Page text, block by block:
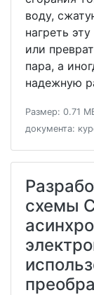
воду,
нагреть
или
пара, а
надежную
Размер: 0.71
документа:
схемы